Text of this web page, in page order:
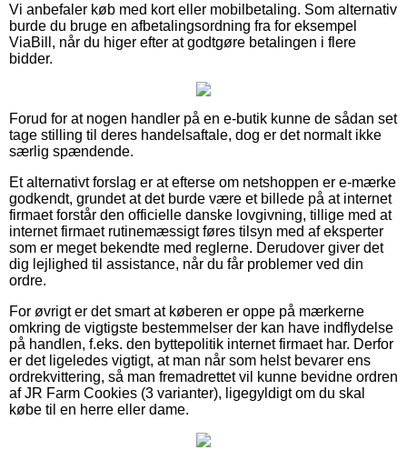
Vi anbefaler køb med kort eller mobilbetaling. Som alternativ
burde du bruge en afbetalingsordning fra for eksempel
ViaBill, når du higer efter at godtgøre betalingen i flere
bidder.
Forud for at nogen handler på en e-butik kunne de sådan set
tage stilling til deres handelsaftale, dog er det normalt ikke
særlig spændende.
Et alternativt forslag er at efterse om netshoppen er e-mærke
godkendt, grundet at det burde være et billede på at internet
firmaet forstår den officielle danske lovgivning, tillige med at
internet firmaet rutinemæssigt føres tilsyn med af eksperter
som er meget bekendte med reglerne. Derudover giver det
dig lejlighed til assistance, når du får problemer ved din
ordre.
For øvrigt er det smart at køberen er oppe på mærkerne
omkring de vigtigste bestemmelser der kan have indflydelse
på handlen, f.eks. den byttepolitik internet firmaet har. Derfor
er det ligeledes vigtigt, at man når som helst bevarer ens
ordrekvittering, så man fremadrettet vil kunne bevidne ordren
af JR Farm Cookies (3 varianter), ligegyldigt om du skal
købe til en herre eller dame.